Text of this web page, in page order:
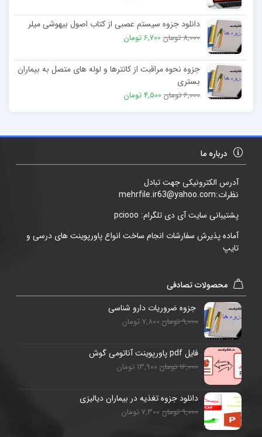
دانلود جزوه سیستم عصبی از کتاب اصول بیهوشی میلر
8,000 تومان 6,700 تومان
جزوه نحوه مراقبت از کاتترها و لوله های متصل به بیماران
بستری
6,000 تومان 4,500 تومان
درباره ما
آدرس الکترونیکی جهت تبادل
نظرات:mehrfile.ir63@yahoo.com
پشتیبانی سایت آی دی تلگرام: pciooo
آماده پذیرش سفارشات انجام ساخت انواع پاورپوینت های درسی و
تایپ
محصولات تصادفی
جزوه ضروریات دارو شناسی
9,000 تومان 7,800 تومان
فایل pdf پاورپوینت آناتومی گوش
16,000 تومان 13,900 تومان
دانلود جزوه تغذیه در بیماران دیالیزی
9,000 تومان 7,300 تومان